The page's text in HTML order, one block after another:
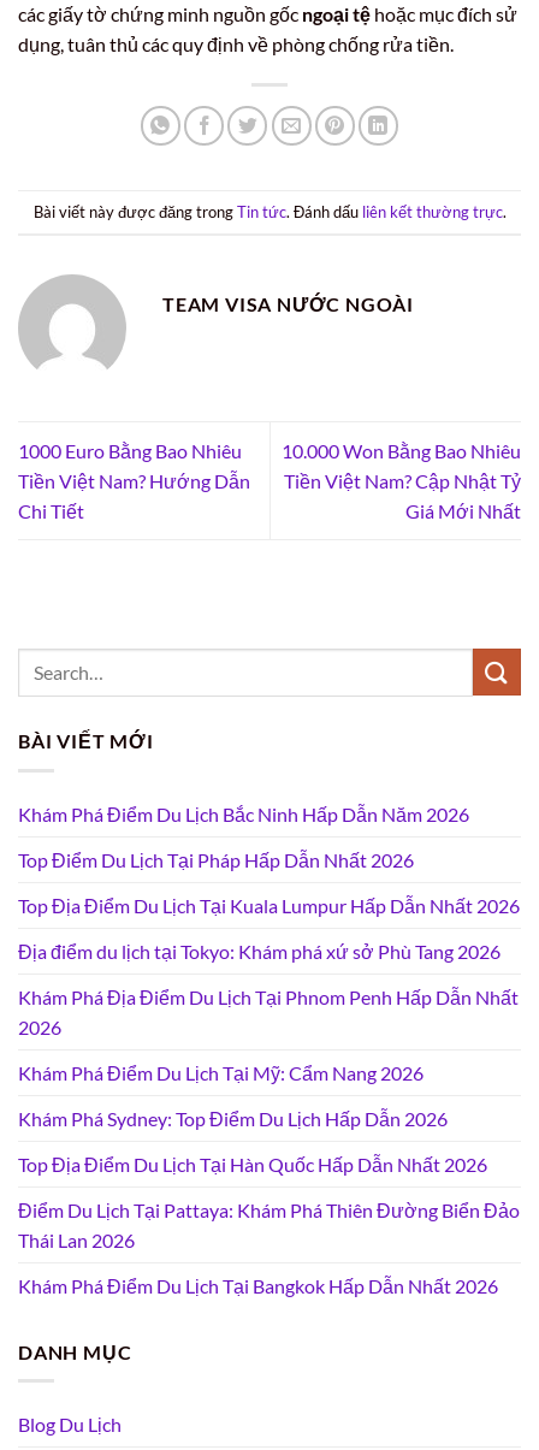
các giấy tờ chứng minh nguồn gốc ngoại tệ hoặc mục đích sử
dụng, tuân thủ các quy định về phòng chống rửa tiền.
Bài viết này được đăng trongTin tức. Đánh dấu liên kết thường trực.
TEAM VISA NƯỚC NGOÀI
1000 Euro Bằng Bao Nhiêu
Tiền Việt Nam? Hướng Dẫn
Chi Tiết
10.000 Won Bằng Bao Nhiêu
Tiền Việt Nam? Cập Nhật Tỷ
Giá Mới Nhất
BÀI VIẾT MỚI
Khám Phá Điểm Du Lịch Bắc Ninh Hấp Dẫn Năm 2026
Top Điểm Du Lịch Tại Pháp Hấp Dẫn Nhất 2026
Top Địa Điểm Du Lịch Tại Kuala Lumpur Hấp Dẫn Nhất 2026
Địa điểm du lịch tại Tokyo: Khám phá xứ sở Phù Tang 2026
Khám Phá Địa Điểm Du Lịch Tại Phnom Penh Hấp Dẫn Nhất
2026
Khám Phá Điểm Du Lịch Tại Mỹ: Cẩm Nang 2026
Khám Phá Sydney: Top Điểm Du Lịch Hấp Dẫn 2026
Top Địa Điểm Du Lịch Tại Hàn Quốc Hấp Dẫn Nhất 2026
Điểm Du Lịch Tại Pattaya: Khám Phá Thiên Đường Biển Đảo
Thái Lan 2026
Khám Phá Điểm Du Lịch Tại Bangkok Hấp Dẫn Nhất 2026
DANH MỤC
Blog Du Lịch